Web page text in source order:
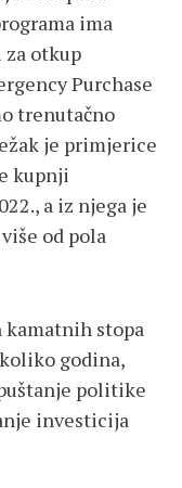
ima
za otkup
Purchase
trenutačno
je primjerice
kupnji
a iz njega je
od pola
stopa
godina,
politike
investicija